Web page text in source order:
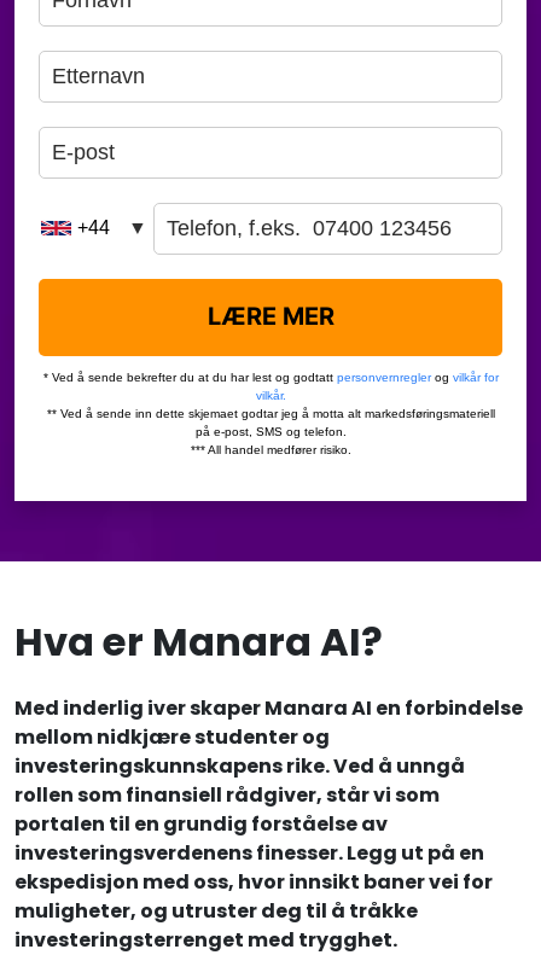
Hva er Manara AI?
Med inderlig iver skaper Manara AI en forbindelse
mellom nidkjære studenter og
investeringskunnskapens rike. Ved å unngå
rollen som finansiell rådgiver, står vi som
portalen til en grundig forståelse av
investeringsverdenens finesser. Legg ut på en
ekspedisjon med oss, hvor innsikt baner vei for
muligheter, og utruster deg til å tråkke
investeringsterrenget med trygghet.